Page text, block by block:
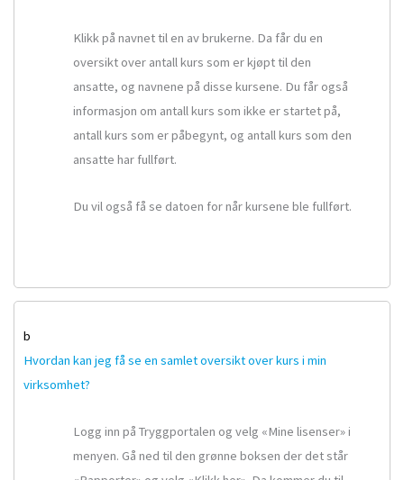
Klikk på navnet til en av brukerne. Da får du en
oversikt over antall kurs som er kjøpt til den
ansatte, og navnene på disse kursene. Du får også
informasjon om antall kurs som ikke er startet på,
antall kurs som er påbegynt, og antall kurs som den
ansatte har fullført.
Du vil også få se datoen for når kursene ble fullført.
b
Hvordan kan jeg få se en samlet oversikt over kurs i min
virksomhet?
Logg inn på Tryggportalen og velg «Mine lisenser» i
menyen. Gå ned til den grønne boksen der det står